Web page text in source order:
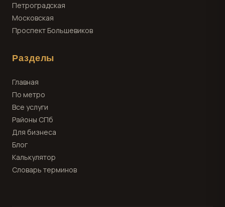
Петроградская
Московская
Проспект Большевиков
Разделы
Главная
По метро
Все услуги
Районы СПб
Для бизнеса
Блог
Калькулятор
Словарь терминов